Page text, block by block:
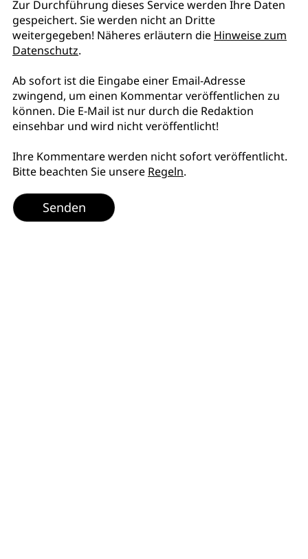
Zur Durchführung dieses Service werden Ihre Daten
gespeichert. Sie werden nicht an Dritte
weitergegeben! Näheres erläutern die Hinweise zum
Datenschutz.
Ab sofort ist die Eingabe einer Email-Adresse
zwingend, um einen Kommentar veröffentlichen zu
können. Die E-Mail ist nur durch die Redaktion
einsehbar und wird nicht veröffentlicht!
Ihre Kommentare werden nicht sofort veröffentlicht.
Bitte beachten Sie unsere Regeln.
Senden